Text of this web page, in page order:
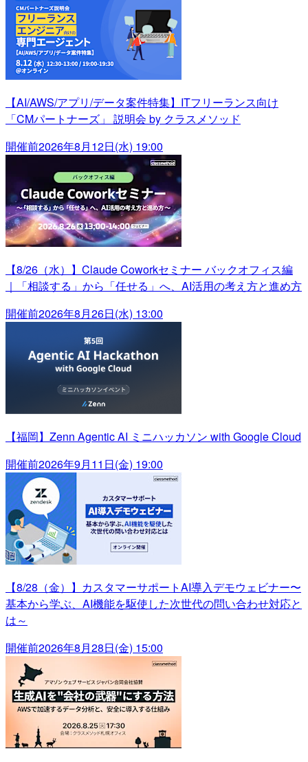
【AI/AWS/アプリ/データ案件特集】ITフリーランス向け
「CMパートナーズ」 説明会 by クラスメソッド
開催前2026年8月12日(水) 19:00
【8/26（水）】Claude Coworkセミナー バックオフィス編
｜「相談する」から「任せる」へ、AI活用の考え方と進め方
開催前2026年8月26日(水) 13:00
【福岡】Zenn Agentic AI ミニハッカソン with Google Cloud
開催前2026年9月11日(金) 19:00
【8/28（金）】カスタマーサポートAI導入デモウェビナー〜
基本から学ぶ、AI機能を駆使した次世代の問い合わせ対応と
は～
開催前2026年8月28日(金) 15:00